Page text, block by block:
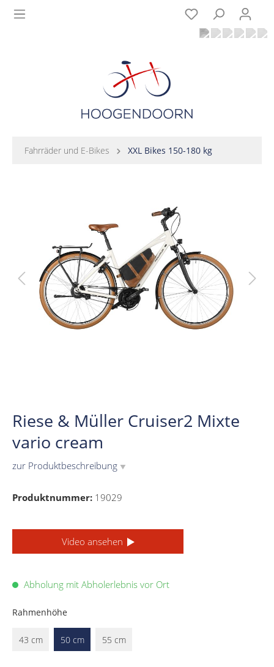
Fahrräder und E-Bikes XXL Bikes 150-180 kg
Riese & Müller Cruiser2 Mixte
vario cream
zur Produktbeschreibung ▼
Produktnummer: 19029
Video ansehen
Abholung mit Abholerlebnis vor Ort
Rahmenhöhe
43 cm 50 cm 55 cm